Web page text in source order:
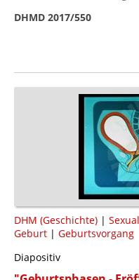
DHMD 2017/550
DHM (Geschichte) |
Geburt | Geburtsvorgang
Diapositiv